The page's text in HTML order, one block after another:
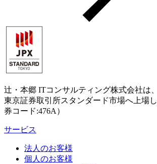
辻・本郷 ITコンサルティング株式会社は、
東京証券取引所スタンダード市場へ上場
券コード:476A）
サービス
法人のお客様
個人のお客様